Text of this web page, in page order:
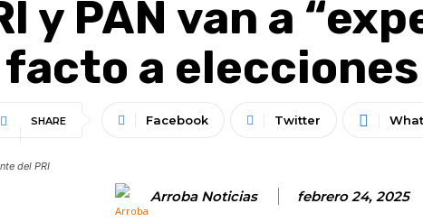
y PAN van a
facto a
SHARE Facebook Twitter
del PRI
Arroba Noticias febrero 24, 2025